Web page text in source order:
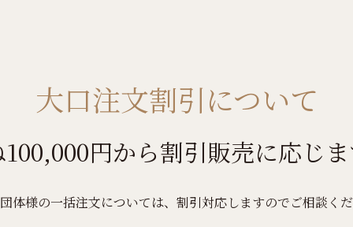
大口注文割引について
円から割引販売に応じ
体様の一括注文については、割引対応しますのでご相談く